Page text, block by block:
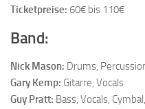
Ticketpreise: 60€ bis 110€
Band:
Nick Mason: Drums,
Gary Kemp: Gitarre, Vocals
Guy Pratt: Bass, Vocals,